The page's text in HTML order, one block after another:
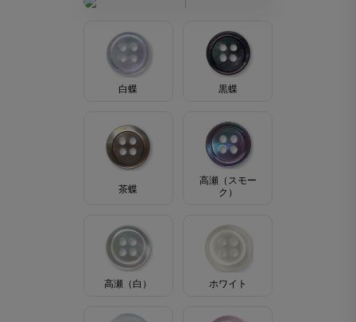
白蝶 黒蝶
茶蝶
高瀬（スモー
ク）
高瀬（白） ホワイト